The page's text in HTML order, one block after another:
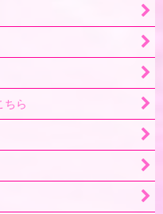
ちら